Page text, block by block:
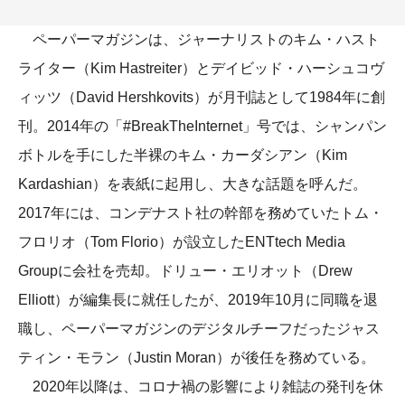
ペーパーマガジンは、ジャーナリストのキム・ハスト
ライター（Kim Hastreiter）とデイビッド・ハーシュコヴ
ィッツ（David Hershkovits）が月刊誌として1984年に創
刊。2014年の「#BreakTheInternet」号では、シャンパン
ボトルを手にした半裸のキム・カーダシアン（Kim
Kardashian）を表紙に起用し、大きな話題を呼んだ。
2017年には、コンデナスト社の幹部を務めていたトム・
フロリオ（Tom Florio）が設立したENTtech Media
Groupに会社を売却。ドリュー・エリオット（Drew
Elliott）が編集長に就任したが、2019年10月に同職を退
職し、ペーパーマガジンのデジタルチーフだったジャス
ティン・モラン（Justin Moran）が後任を務めている。
2020年以降は、コロナ禍の影響により雑誌の発刊を休